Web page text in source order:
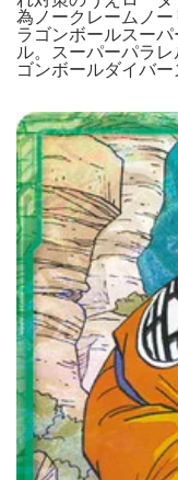
為ノークレームノ
ラゴンボールスー
ル。スーパーパラ
ゴンボールダイバ